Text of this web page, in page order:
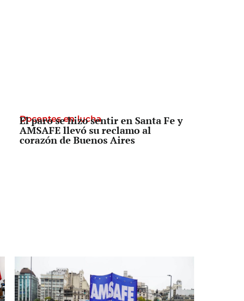
Docentes en lucha
El paro se hizo sentir en Santa Fe y
AMSAFE llevó su reclamo al
corazón de Buenos Aires